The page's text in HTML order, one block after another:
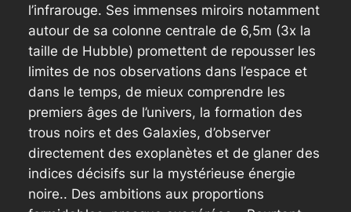
l’infrarouge. Ses immenses miroirs notamment
autour de sa colonne centrale de 6,5m (3x la
taille de Hubble) promettent de repousser les
limites de nos observations dans l’espace et
dans le temps, de mieux comprendre les
premiers âges de l’univers, la formation des
trous noirs et des Galaxies, d’observer
directement des exoplanètes et de glaner des
indices décisifs sur la mystérieuse énergie
noire.. Des ambitions aux proportions